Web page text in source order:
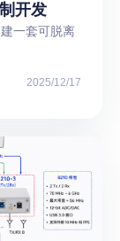
开发
一套可脱离
2025/12/17